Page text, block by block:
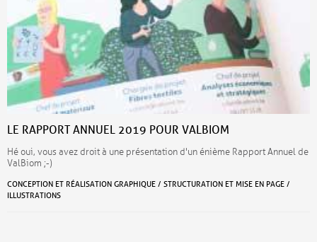
LE RAPPORT ANNUEL 2019 POUR VALBIOM
Hé oui, vous avez droit à une présentation d'un énième Rapport Annuel de
ValBiom ;-)
CONCEPTION ET RÉALISATION GRAPHIQUE / STRUCTURATION ET MISE EN PAGE /
ILLUSTRATIONS